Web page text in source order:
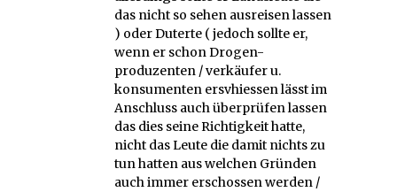
das nicht so sehen ausreisen lassen
) oder Duterte ( jedoch sollte er,
wenn er schon Drogen-
produzenten / verkäufer u.
konsumenten ersvhiessen lässt im
Anschluss auch überprüfen lassen
das dies seine Richtigkeit hatte,
nicht das Leute die damit nichts zu
tun hatten aus welchen Gründen
auch immer erschossen werden /